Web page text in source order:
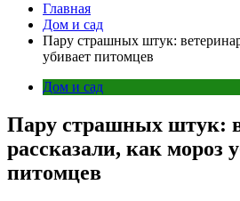
Главная
Дом и сад
Пару страшных штук:
убивает питомцев
Дом и сад
Пару страшных штук:
рассказали, как мороз
питомцев